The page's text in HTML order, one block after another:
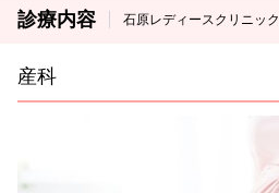
診療内容 石原レディースクリニック
産科